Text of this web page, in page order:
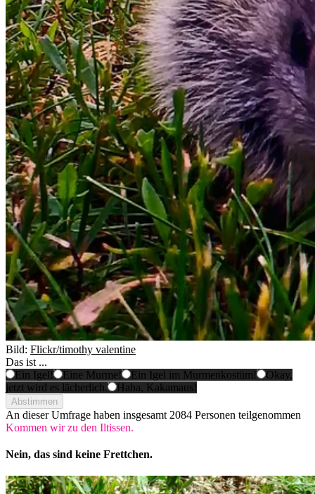
Bild: Flickr/timothy valentine
Das ist ...
Ein Igel!
Eine Murme! Ein Igel im Murmenkostüm!
Okay,
jetzt wird es lächerlich.
Haha, Kakamaus!
Abstimmen
An dieser Umfrage haben insgesamt 2084 Personen teilgenommen
Kommen wir zu den Iltissen.
Nein, das sind keine Frettchen.